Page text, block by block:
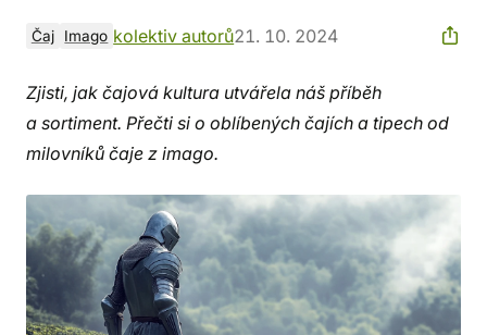
Čaj Imago kolektiv autorů21. 10. 2024
Zjisti, jak čajová kultura utvářela náš příběh
a sortiment. Přečti si o oblíbených čajích a tipech od
milovníků čaje z imago.